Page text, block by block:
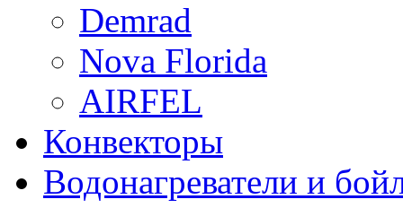
Demrad
Nova Florida
AIRFEL
Конвекторы
Водонагреватели и